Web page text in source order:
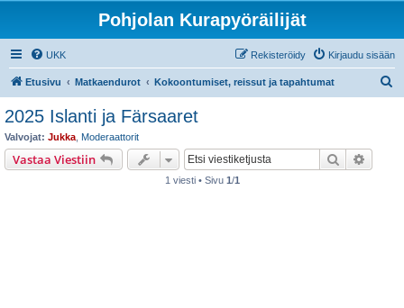
Pohjolan Kurapyöräilijät
UKK Kirjaudu sisään
Rekisteröidy
Etusivu Matkaendurot Kokoontumiset, reissut ja tapahtumat
2025 Islanti ja Färsaaret
Valvojat: Jukka Moderaattorit
Vastaa Viestiin Etsi
1 viesti • Sivu 1/1